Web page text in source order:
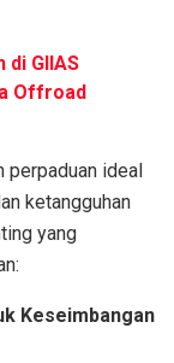
di GIIAS
Offroad
perpaduan ideal
ketangguhan
yang
Keseimbangan